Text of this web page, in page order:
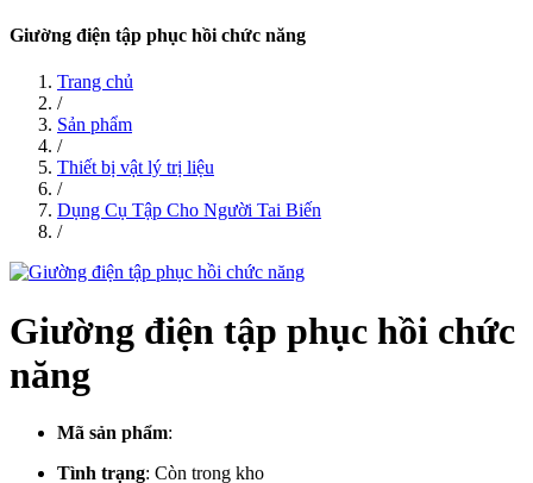
Giường điện tập phục hồi chức năng
Trang chủ
/
Sản phẩm
/
Thiết bị vật lý trị liệu
/
Dụng Cụ Tập Cho Người Tai Biến
/
Giường điện tập phục hồi chức
năng
Mã sản phẩm:
Tình trạng: Còn trong kho